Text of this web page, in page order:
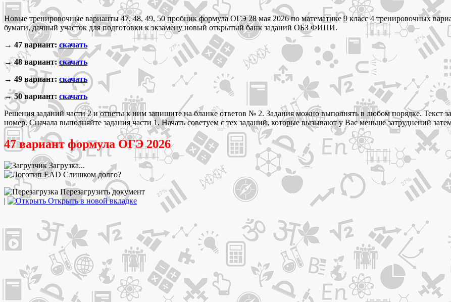
Новые тренировочные варианты 47, 48, 49, 50 пробник формула ОГЭ 28 мая 2026 по математике 9 класс 4 тренировочных
бумаги, дачный участок для подготовки к экзамену новый открытый банк заданий ОБЗ ФИПИ.
→ 47 вариант:скачать
→ 48 вариант:скачать
→ 49 вариант: скачать
→ 50 вариант: скачать
Решения заданий части 2 и ответы к ним запишите на бланке ответов № 2. Задания можно выполнять в любом порядке. Текст
номер. Сначала выполняйте задания части 1. Начать советуем с тех заданий, которые вызывают у Вас меньше затруднений
47 вариант формула ОГЭ 2026
Загрузка...
Слишком долго?
Перезагрузить документ
|
Открыть в новой вкладке